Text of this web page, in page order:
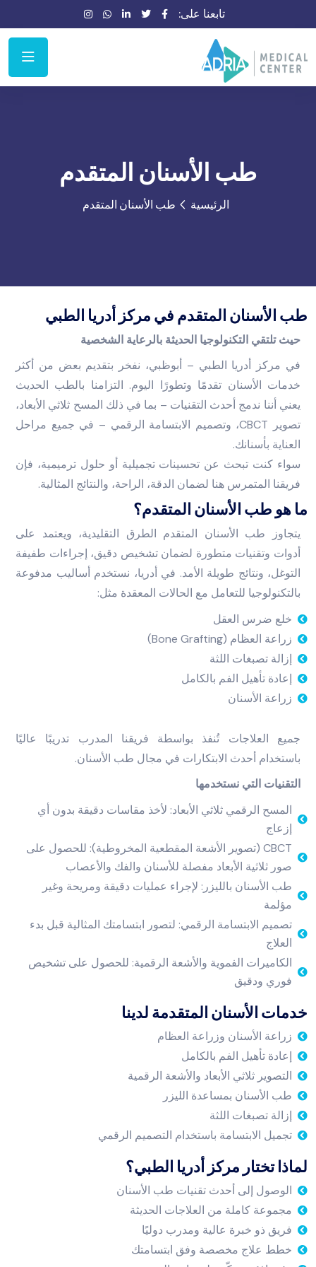
تابعنا على:
طب الأسنان المتقدم
الرئيسية طب الأسنان المتقدم
طب الأسنان المتقدم في مركز أدريا الطبي
حيث تلتقي التكنولوجيا الحديثة بالرعاية الشخصية
في مركز أدريا الطبي – أبوظبي، نفخر بتقديم بعض من أكثر
خدمات الأسنان تقدمًا وتطورًا اليوم. التزامنا بالطب الحديث
يعني أننا ندمج أحدث التقنيات – بما في ذلك المسح ثلاثي الأبعاد،
تصوير CBCT، وتصميم الابتسامة الرقمي – في جميع مراحل
العناية بأسنانك.
سواء كنت تبحث عن تحسينات تجميلية أو حلول ترميمية، فإن
فريقنا المتمرس هنا لضمان الدقة، الراحة، والنتائج المثالية.
ما هو طب الأسنان المتقدم؟
يتجاوز طب الأسنان المتقدم الطرق التقليدية، ويعتمد على
أدوات وتقنيات متطورة لضمان تشخيص دقيق، إجراءات طفيفة
التوغل، ونتائج طويلة الأمد. في أدريا، نستخدم أساليب مدفوعة
بالتكنولوجيا للتعامل مع الحالات المعقدة مثل:
خلع ضرس العقل
زراعة العظام (Bone Grafting)
إزالة تصبغات اللثة
إعادة تأهيل الفم بالكامل
زراعة الأسنان
جميع العلاجات تُنفذ بواسطة فريقنا المدرب تدريبًا عاليًا
باستخدام أحدث الابتكارات في مجال طب الأسنان.
التقنيات التي نستخدمها
المسح الرقمي ثلاثي الأبعاد: لأخذ مقاسات دقيقة بدون أي
إزعاج
CBCT (تصوير الأشعة المقطعية المخروطية): للحصول على
صور ثلاثية الأبعاد مفصلة للأسنان والفك والأعصاب
طب الأسنان بالليزر: لإجراء عمليات دقيقة ومريحة وغير
مؤلمة
تصميم الابتسامة الرقمي: لتصور ابتسامتك المثالية قبل بدء
العلاج
الكاميرات الفموية والأشعة الرقمية: للحصول على تشخيص
فوري ودقيق
خدمات الأسنان المتقدمة لدينا
زراعة الأسنان وزراعة العظام
إعادة تأهيل الفم بالكامل
التصوير ثلاثي الأبعاد والأشعة الرقمية
طب الأسنان بمساعدة الليزر
إزالة تصبغات اللثة
تجميل الابتسامة باستخدام التصميم الرقمي
لماذا تختار مركز أدريا الطبي؟
الوصول إلى أحدث تقنيات طب الأسنان
مجموعة كاملة من العلاجات الحديثة
فريق ذو خبرة عالية ومدرب دوليًا
خطط علاج مخصصة وفق ابتسامتك